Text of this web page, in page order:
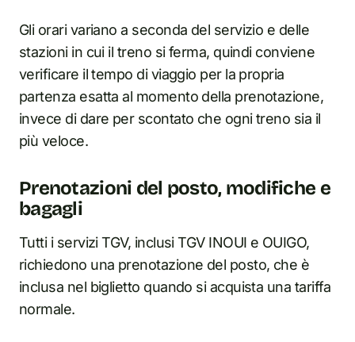
Gli orari variano a seconda del servizio e delle
stazioni in cui il treno si ferma, quindi conviene
verificare il tempo di viaggio per la propria
partenza esatta al momento della prenotazione,
invece di dare per scontato che ogni treno sia il
più veloce.
Prenotazioni del posto, modifiche e
bagagli
Tutti i servizi TGV, inclusi TGV INOUI e OUIGO,
richiedono una prenotazione del posto, che è
inclusa nel biglietto quando si acquista una tariffa
normale.